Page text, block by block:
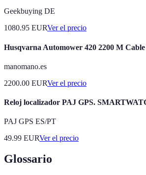
Geekbuying DE
1080.95 EURVer el precio
Husqvarna Automower 420 2200 M
manomano.es
2200.00 EURVer el precio
Reloj localizador PAJ GPS.
PAJ GPS ES/PT
49.99 EURVer el precio
Glossario